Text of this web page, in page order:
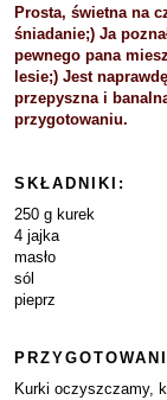
Prosta, świetna na
śniadanie;) Ja
pewnego pana
lesie;) Jest naprawdę
przepyszna i
przygotowaniu.
SKŁADNIKI:
250 g kurek
4 jajka
masło
sól
pieprz
Kurki oczyszczamy,